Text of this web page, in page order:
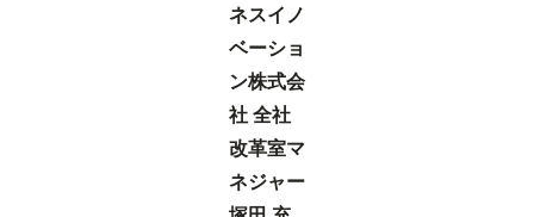
ネスイノ
ベーショ
ン株式会
社 全社
改革室マ
ネジャー